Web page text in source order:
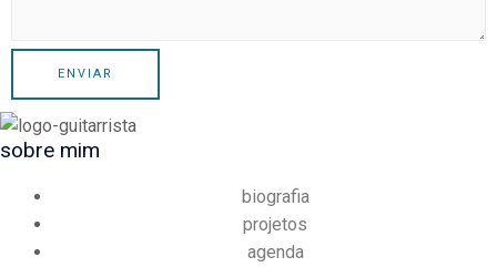
ENVIAR
sobre mim
biografia
projetos
agenda